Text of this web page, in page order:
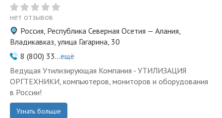
нет отзывов
Россия, Республика Северная Осетия — Алания,
Владикавказ, улица Гагарина, 30
8 (800) 33...ещё
Ведущая Утилизирующая Компания - УТИЛИЗАЦИЯ
ОРГТЕХНИКИ, компьютеров, мониторов и оборудования
в России!
Узнать больше